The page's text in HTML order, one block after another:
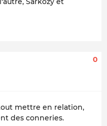
0
mettre en relation,
des conneries.